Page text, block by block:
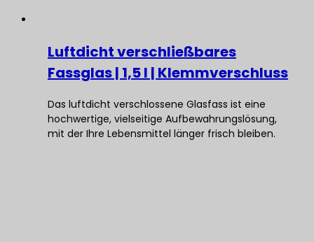
Luftdicht verschließbares
Fassglas | 1,5 l | Klemmverschluss
Das luftdicht verschlossene Glasfass ist eine
hochwertige, vielseitige Aufbewahrungslösung,
mit der Ihre Lebensmittel länger frisch bleiben.